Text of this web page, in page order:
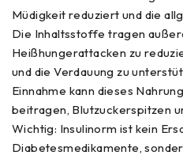
Müdigkeit reduziert und die
Die Inhaltsstoffe tragen
Heißhungerattacken zu
und die Verdauung zu
Einnahme kann dieses
beitragen, Blutzuckerspitzen
Wichtig: Insulinorm ist kein
Diabetesmedikamente,